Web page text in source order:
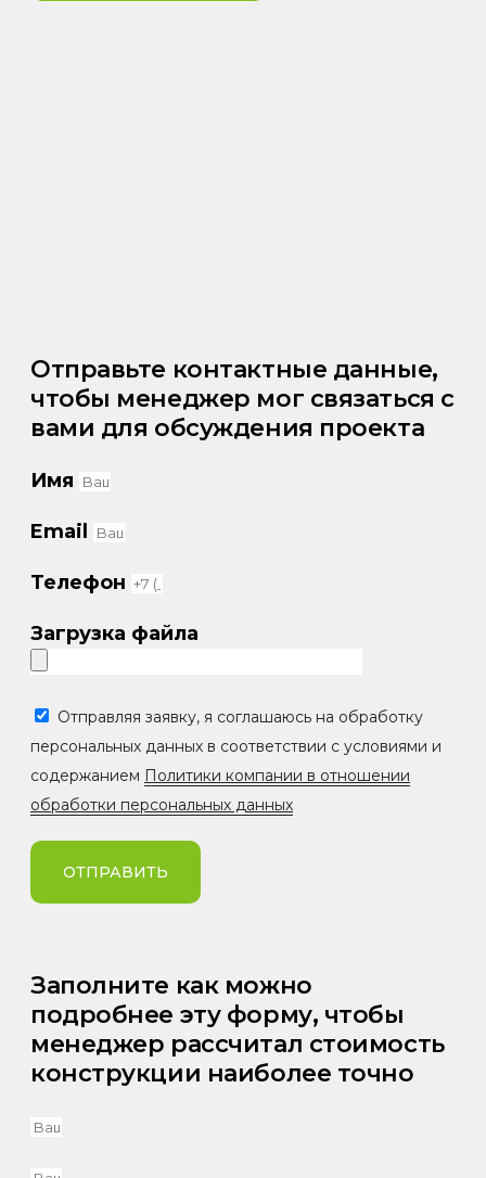
Отправьте контактные данные,
чтобы менеджер мог связаться с
вами для обсуждения проекта
Имя
Email
Телефон
Загрузка файла
Отправляя заявку, я соглашаюсь на обработку
персональных данных в соответствии с условиями и
содержанием Политики компании в отношении
обработки персональных данных
ОТПРАВИТЬ
Заполните как можно
подробнее эту форму, чтобы
менеджер рассчитал стоимость
конструкции наиболее точно